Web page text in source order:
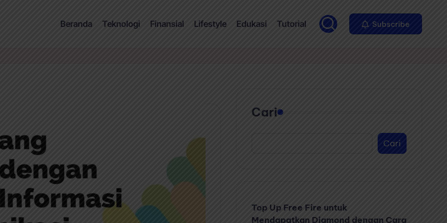
Beranda Teknologi Finansial Lifestyle Edukasi Tutorial Subscribe
Cari
Cari
Top Up Free Fire untuk
Mendapatkan Diamond dengan Cara